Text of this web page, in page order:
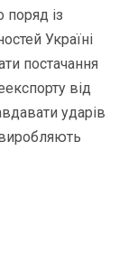
із
Україні
постачання
від
ударів